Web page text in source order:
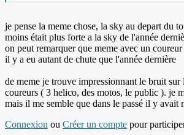
je pense la meme chose, la sky au depart du
moins était plus forte a la sky de l'année
on peut remarquer que meme avec un
il y a eu autant de chute que l'année dernière
de meme je trouve impressionnant le bruit sur
coureurs ( 3 helico, des motos, le public ). je
mais il me semble que dans le passé il y avait
Connexion ou Créer un compte pour